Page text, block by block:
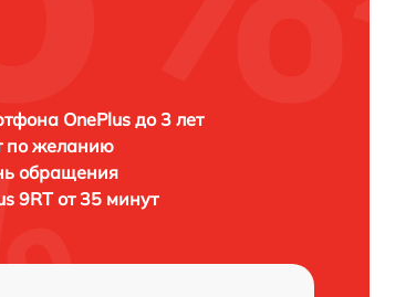
OnePlus до 3 лет
по желанию
обращения
9RT от 35 минут